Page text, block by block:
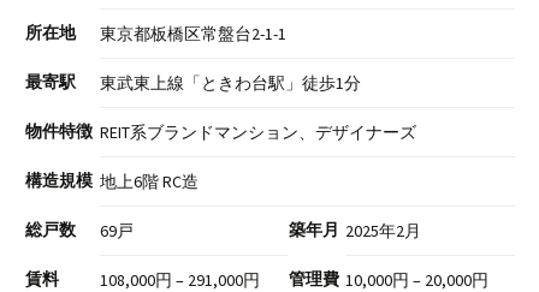
所在地 東京都板橋区常盤台2-1-1
最寄駅 東武東上線「ときわ台駅」徒歩1分
物件特徴 REIT系ブランドマンション、デザイナーズ
構造規模 地上6階 RC造
総戸数 69戸 築年月 2025年2月
賃料 108,000円 – 291,000円 管理費 10,000円 – 20,000円